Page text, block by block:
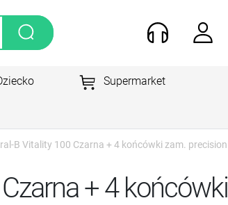
Supermarket
B Vitality 100 Czarna + 4 końcówki zam. precision
+ 4 końcówki